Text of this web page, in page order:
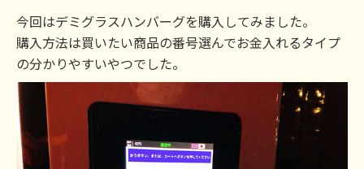
今回はデミグラスハンバーグを購入してみました。
購入方法は買いたい商品の番号選んでお金入れるタイプ
の分かりやすいやつでした。